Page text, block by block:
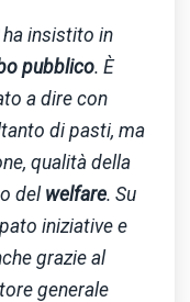
ha insistito in
pubblico. È
a dire con
di pasti, ma
qualità della
del welfare. Su
iniziative e
grazie al
generale